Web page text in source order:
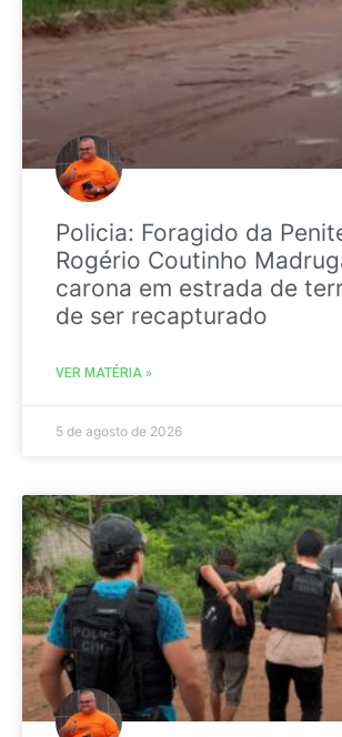
Policia: Foragido da
Rogério Coutinho
carona em estrada de
de ser recapturado
VER MATÉRIA »
5 de agosto de 2026